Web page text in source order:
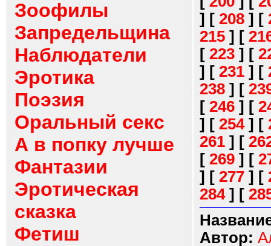
Зоофилы
Запредельщина
Наблюдатели
Эротика
Поэзия
Оральный секс
А в попку лучше
Фантазии
Эротическая
сказка
Фетиш
] [ 208 ] [
215 ] [
[ 223 ] [
] [ 231 ] [
238 ] [
[ 246 ] [
] [ 254] [
261 ] [
[ 269 ] [
] [ 277 ] [
284] [
Автор: